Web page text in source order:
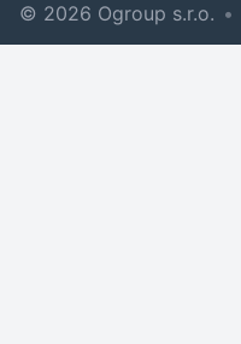
© 2026 Ogroup s.r.o. •